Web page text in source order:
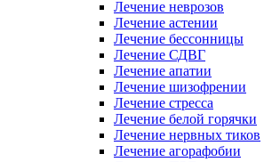
Лечение неврозов
Лечение астении
Лечение бессонницы
Лечение СДВГ
Лечение апатии
Лечение шизофрении
Лечение стресса
Лечение белой горячки
Лечение нервных тиков
Лечение агорафобии